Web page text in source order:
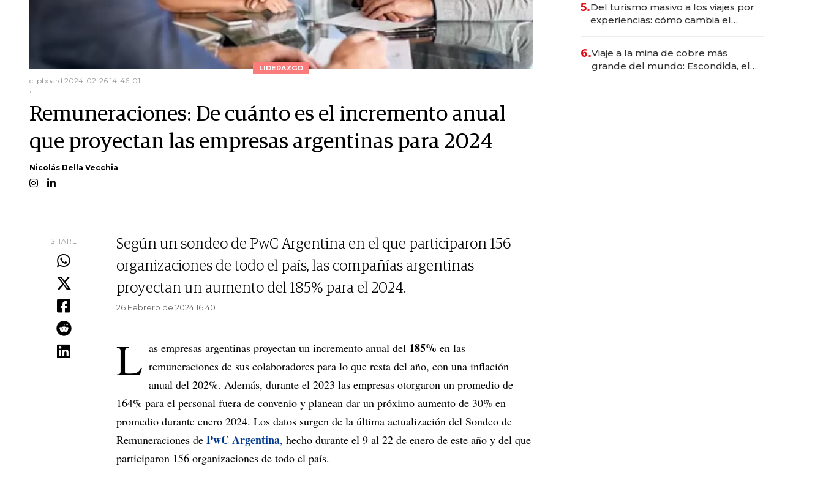
LIDERAZGO
clipboard 2024-02-26 14-46-01
.
Remuneraciones: De cuánto es el incremento anual
que proyectan las empresas argentinas para 2024
Nicolás Della Vecchia
SHARE
Según un sondeo de PwC Argentina en el que participaron 156
organizaciones de todo el país, las compañías argentinas
proyectan un aumento del 185% para el 2024.
26 Febrero de 2024 16.40
L as empresas argentinas proyectan un incremento anual del 185% en las
remuneraciones de sus colaboradores para lo que resta del año, con una inflación
anual del 202%. Además, durante el 2023 las empresas otorgaron un promedio de
164% para el personal fuera de convenio y planean dar un próximo aumento de 30% en
promedio durante enero 2024. Los datos surgen de la última actualización del Sondeo de
Remuneraciones de PwC Argentina, hecho durante el 9 al 22 de enero de este año y del que
participaron 156 organizaciones de todo el país.
transformadoras
5.Del turismo masivo a los viajes por
experiencias: cómo cambia el
6.Viaje a la mina de cobre más
grande del mundo: Escondida, el